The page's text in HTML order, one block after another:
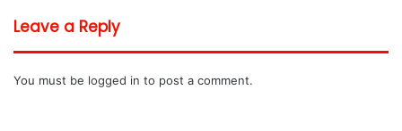
Leave a Reply
You must be logged in to post a comment.